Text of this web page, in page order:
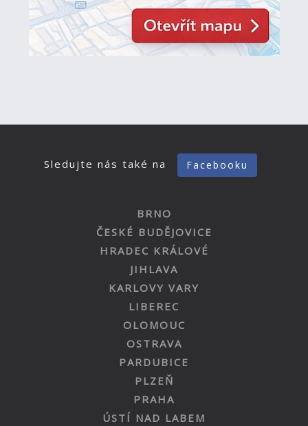
Sledujte nás také na Facebooku
BRNO
ČESKÉ BUDĚJOVICE
HRADEC KRÁLOVÉ
JIHLAVA
KARLOVY VARY
LIBEREC
OLOMOUC
OSTRAVA
PARDUBICE
PLZEŇ
PRAHA
ÚSTÍ NAD LABEM